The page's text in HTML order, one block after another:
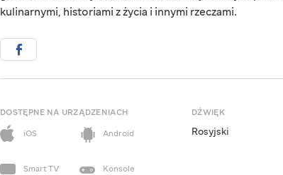
kulinarnymi, historiami z życia i innymi rzeczami.
DOSTĘPNE NA URZĄDZENIACH
iOS
Android
Smart TV Konsole
DŹWIĘK
Rosyjski